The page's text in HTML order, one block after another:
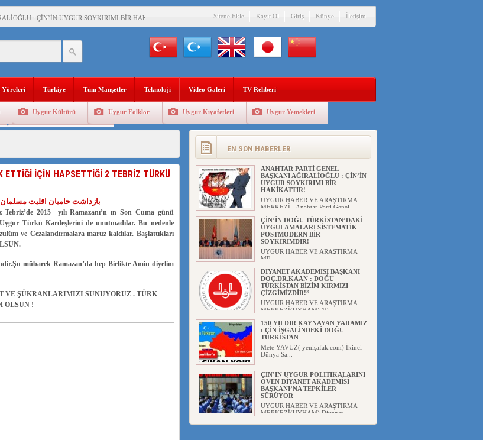
: ÇİN’İN UYGUR SOYKIRIMI BİR HAKİKATTIR!
SİSTEMATİK POSTMODERN BİR SOYKIRIMDIR!
: DOĞU TÜRKİSTAN BİZİM KIRMIZI ÇİZGİMİZDİR!”
DOĞU TÜRKİSTAN
AKADEMİSİ BAŞKANI’NA TEPKİLER SÜRÜYOR
TRABZON ZİYARETİ
GARİP SANSÜR VE HADSIZ İHTAR
AYI,DOĞU TÜRKİSTAN İÇİN KATLİAM AYI DEĞİLDİR !
143 BİN UYGUR ÇOCUĞU AİLELERİNDEN KOPARDI
Sitene Ekle Kayıt Ol Giriş Künye İletişim
Yöreleri Türkiye Tüm Manşetler Teknoloji Video Galeri TV Rehberi
Uygur Kültürü Uygur Folklor Uygur Kıyafetleri Uygur Yemekleri
ETTİĞİ İÇİN HAPSETTİĞİ 2 TEBRİZ TÜRKÜ
بازداشت حامیان اقلیت مسلمان
2015 yılı Ramazanı’n ın Son Cuma günü
Türkü Kardeşlerini de unutmadılar. Bu nedenle
ve Cezalandırmalara maruz kaldılar. Başlattıkları
mübarek Ramazan’da hep Birlikte Amin diyelim
VE ŞÜKRANLARIMIZI SUNUYORUZ . TÜRK
OLSUN !
EN SON HABERLER
ANAHTAR PARTİ GENEL
BAŞKANI AĞIRALİOĞLU : ÇİN’İN
UYGUR SOYKIRIMI BİR
HAKİKATTIR!
UYGUR HABER VE ARAŞTIRMA
MERKEZİ Anahtar Parti Genel
ÇİN’İN DOĞU TÜRKİSTAN’DAKİ
UYGULAMALARI SİSTEMATİK
POSTMODERN BİR
SOYKIRIMDIR!
UYGUR HABER VE ARAŞTIRMA
ME...
DİYANET AKADEMİSİ BAŞKANI
DOÇ.DR.KAAN : DOĞU
TÜRKİSTAN BİZİM KIRMIZI
ÇİZGİMİZDİR!”
UYGUR HABER VE ARAŞTIRMA
MERKEZİ(UYHAM) 19...
150 YILDIR KAYNAYAN YARAMIZ
: ÇİN İŞGALİNDEKİ DOĞU
TÜRKİSTAN
Mete YAVUZ( yenişafak.com) İkinci
Dünya Sa...
ÇİN’İN UYGUR POLİTİKALARINI
ÖVEN DİYANET AKADEMİSİ
BAŞKANI’NA TEPKİLER
SÜRÜYOR
UYGUR HABER VE ARAŞTIRMA
MERKEZİ(UYHAM) Diyanet
MHP’DEN URUMÇİ KATLİAMI